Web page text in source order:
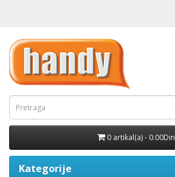
0 artikal(a) - 0.00Din
Kategorije